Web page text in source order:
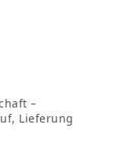
–
Lieferung